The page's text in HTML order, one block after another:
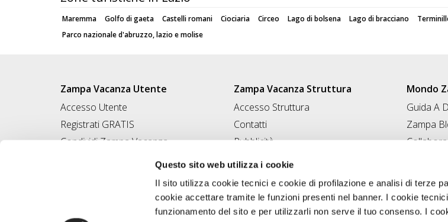
Questo sito web utilizza i cookie
Il sito utilizza cookie tecnici e cookie di profilazione e analisi di terze
cookie accettare tramite le funzioni presenti nel banner. I cookie
funzionamento del sito e per utilizzarli non serve il tuo consenso. I
Maremma Golfo di gaeta Castelli romani Ciociaria Circeo Lago di bolsena Lago di bracciano
Parco nazionale d'abruzzo, lazio e molise
Zampa Vacanza Utente
Accesso Utente
Registrati GRATIS
Condividi Zampa Vacanza
Campagna Contro l'Abbandono
Zampa Vacanza Struttura
Accesso Struttura
Contatti
Pubblicità
Iscrivi Struttura
Mondo
Guida A
Zampa